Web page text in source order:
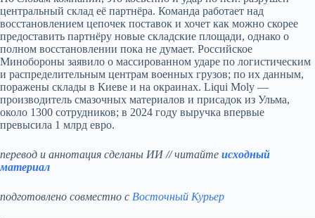
центральный склад её партнёра. Команда работает над
восстановлением цепочек поставок и хочет как можно скорее
предоставить партнёру новые складские площади, однако о
полном восстановлении пока не думает. Российское
Минобороны заявило о массированном ударе по логистическим
и распределительным центрам военных грузов; по их данным,
поражены склады в Киеве и на окраинах. Liqui Moly —
производитель смазочных материалов и присадок из Ульма,
около 1300 сотрудников; в 2024 году выручка впервые
превысила 1 млрд евро.
перевод и аннотация сделаны ИИ // читайте исходный
материал
подготовлено совместно с Восточный Курьер